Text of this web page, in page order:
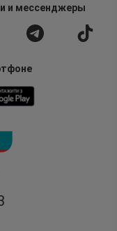
и мессенджеры